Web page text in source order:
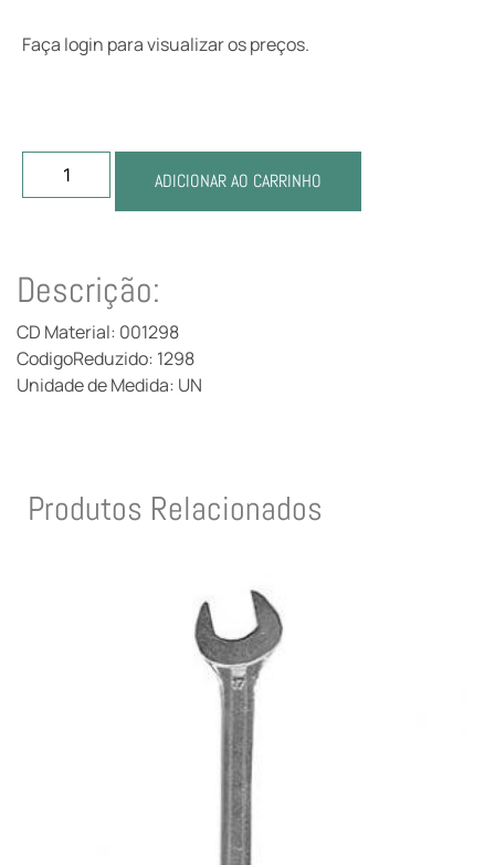
Faça login para visualizar os preços.
ADICIONAR AO CARRINHO
Descrição:
CD Material: 001298
CodigoReduzido: 1298
Unidade de Medida: UN
Produtos Relacionados